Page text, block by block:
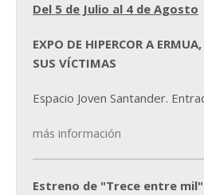
Del 5 de Julio al 4 de Agosto
EXPO DE HIPERCOR A
SUS VÍCTIMAS
Espacio Joven Santander.
más información
Estreno de "Trece entre